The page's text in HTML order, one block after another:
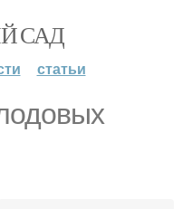
САД
статьи